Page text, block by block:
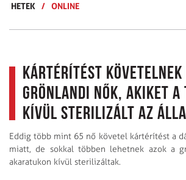
HETEK
/ ONLINE
Kártérítést követelnek
grönlandi nők, akiket a
kívül sterilizált az
Eddig több mint 65 nő követel kártérítést a
miatt, de sokkal többen lehetnek azok a
akaratukon kívül sterilizáltak.